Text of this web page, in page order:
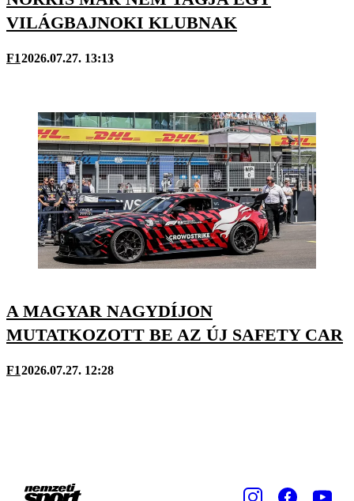
VILÁGBAJNOKI KLUBNAK
F12026.07.27. 13:13
A MAGYAR NAGYDÍJON
MUTATKOZOTT BE AZ ÚJ SAFETY CAR
F12026.07.27. 12:28